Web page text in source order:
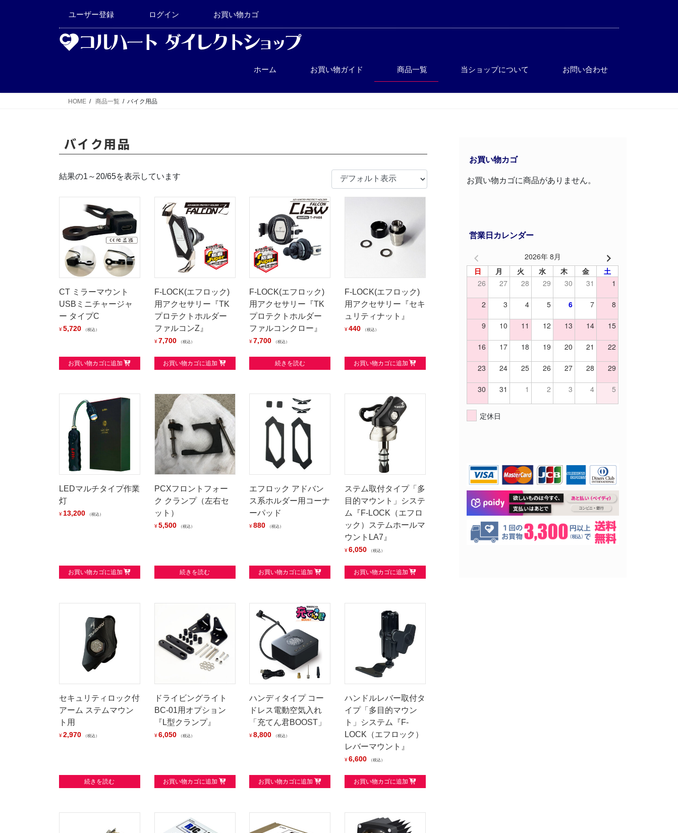
ユーザー登録 ログイン お買い物カゴ
ホーム お買い物ガイド 商品一覧 当ショップについて お問い合わせ
HOME 商品一覧 バイク用品
バイク用品
結果の1～20/65を表示しています
CT ミラーマウント
USBミニチャージャ
ー タイプC
¥5,720 税込
お買い物カゴに追加
F-LOCK(エフロック)
用アクセサリー『TK
プロテクトホルダー
ファルコンZ』
¥ 7,700 税込
お買い物カゴに追加
F-LOCK(エフロック)
用アクセサリー『TK
プロテクトホルダー
ファルコンクロー』
¥ 7,700 税込
続きを読む
F-LOCK(エフロック)
用アクセサリー『セキ
ュリティナット』
¥440 税込
お買い物カゴに追加
LEDマルチタイプ作業
灯
¥13,200 税込
お買い物カゴに追加
PCXフロントフォー
ク クランプ（左右セ
ット）
¥ 5,500 税込
続きを読む
エフロック アドバン
ス系ホルダー用コーナ
ーパッド
¥ 880 税込
お買い物カゴに追加
ステム取付タイプ「多
目的マウント」システ
ム『F-LOCK（エフロ
ック）ステムホールマ
ウントLA7』
¥6,050 税込
お買い物カゴに追加
セキュリティロック付
アーム ステムマウン
ト用
¥2,970 税込
続きを読む
ドライビングライト
BC-01用オプション
『L型クランプ』
¥ 6,050 税込
お買い物カゴに追加
ハンディタイプ コー
ドレス電動空気入れ
「充てん君BOOST」
¥ 8,800 税込
お買い物カゴに追加
ハンドルレバー取付タ
イプ「多目的マウン
ト」システム『F-
LOCK（エフロック）
レバーマウント』
¥6,600 税込
お買い物カゴに追加
お買い物カゴ
お買い物カゴに商品がありません。
営業日カレンダー
2026年 8月
日
月 火 水 木 金
土
26
27 28 29 30 31 1
2 3 4 5 6 7 8
9 10 11 12 13 14 15
16 17 18 19 20 21 22
23 24 25 26 27 28 29
30 31 1 2 3 4 5
定休日